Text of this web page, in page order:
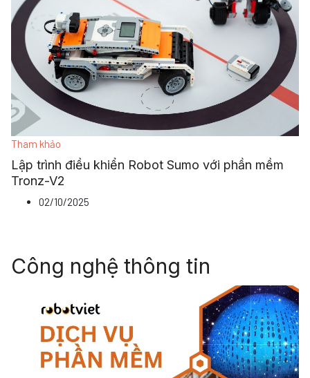
Tham khảo
Lập trình điều khiển Robot Sumo với phần mềm
Tronz-V2
02/10/2025
Công nghệ thông tin